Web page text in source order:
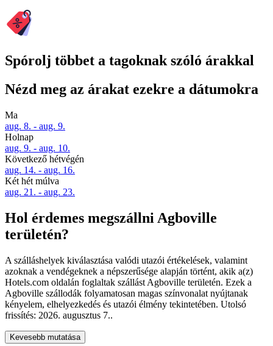
Spórolj többet a tagoknak szóló árakkal
Nézd meg az árakat ezekre a dátumokra
Ma
aug. 8. - aug. 9.
Holnap
aug. 9. - aug. 10.
Következő hétvégén
aug. 14. - aug. 16.
Két hét múlva
aug. 21. - aug. 23.
Hol érdemes megszállni Agboville
területén?
A szálláshelyek kiválasztása valódi utazói értékelések, valamint
azoknak a vendégeknek a népszerűsége alapján történt, akik a(z)
Hotels.com oldalán foglaltak szállást Agboville területén. Ezek a
Agboville szállodák folyamatosan magas színvonalat nyújtanak
kényelem, elhelyezkedés és utazói élmény tekintetében. Utolsó
frissítés: 2026. augusztus 7..
Kevesebb mutatása